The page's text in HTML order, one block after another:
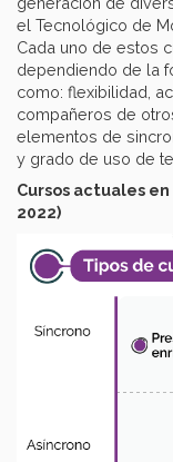
el Tecnológico de
Cada uno de estos
dependiendo de la
como: flexibilidad,
compañeros de
elementos de
y grado de uso de
Cursos actuales
2022)